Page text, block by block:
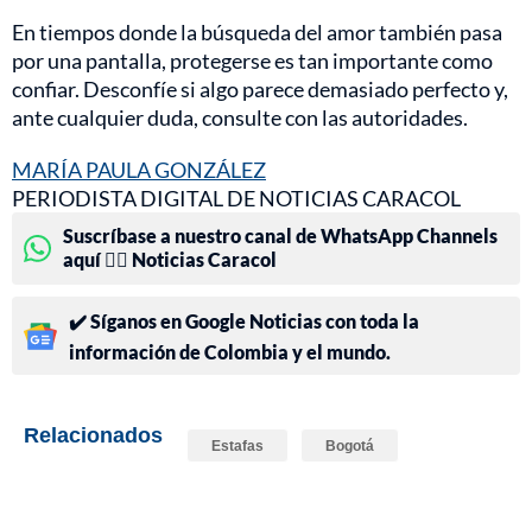
En tiempos donde la búsqueda del amor también pasa
por una pantalla, protegerse es tan importante como
confiar. Desconfíe si algo parece demasiado perfecto y,
ante cualquier duda, consulte con las autoridades.
MARÍA PAULA GONZÁLEZ
PERIODISTA DIGITAL DE NOTICIAS CARACOL
Suscríbase a nuestro canal de WhatsApp Channels
aquí 👉🏻 Noticias Caracol
✔️ Síganos en Google Noticias con toda la
información de Colombia y el mundo.
Relacionados Estafas Bogotá